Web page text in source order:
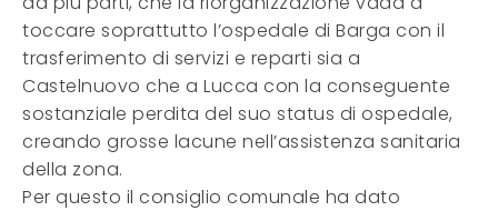
toccare soprattutto l’ospedale di Barga con il
trasferimento di servizi e reparti sia a
Castelnuovo che a Lucca con la conseguente
sostanziale perdita del suo status di ospedale,
creando grosse lacune nell’assistenza sanitaria
della zona.
Per questo il consiglio comunale ha dato